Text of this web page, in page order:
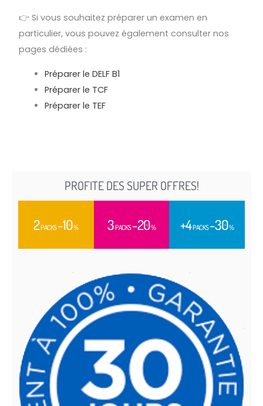
👉 Si vous souhaitez préparer un examen en
particulier, vous pouvez également consulter nos
pages dédiées :
Préparer le DELF B1
Préparer le TCF
Préparer le TEF
PROFITE DES SUPER OFFRES!
2PACKS-10% 3PACKS-20% +4PACKS-30%